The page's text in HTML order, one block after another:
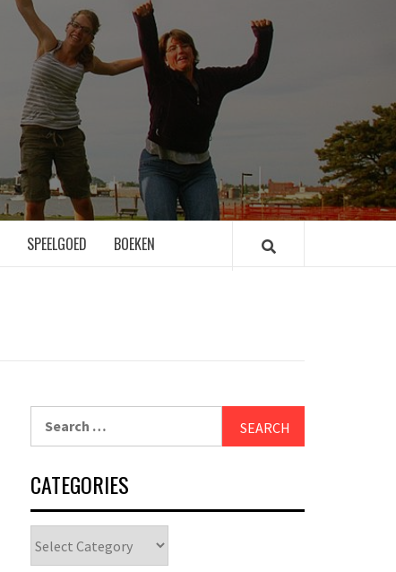
SPEELGOED BOEKEN
CATEGORIES